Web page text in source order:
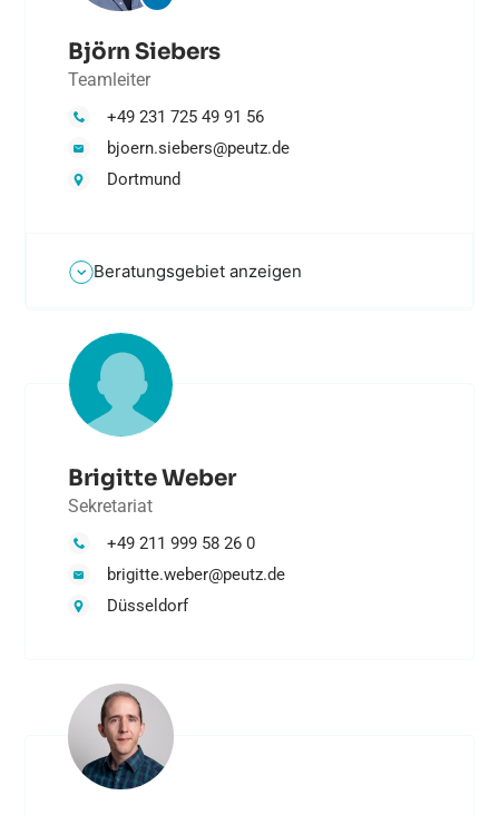
Björn Siebers
Teamleiter
+49 231 725 49 91 56
bjoern.siebers@peutz.de
Dortmund
Beratungsgebiet anzeigen
Brigitte Weber
Sekretariat
+49 211 999 58 26 0
brigitte.weber@peutz.de
Düsseldorf